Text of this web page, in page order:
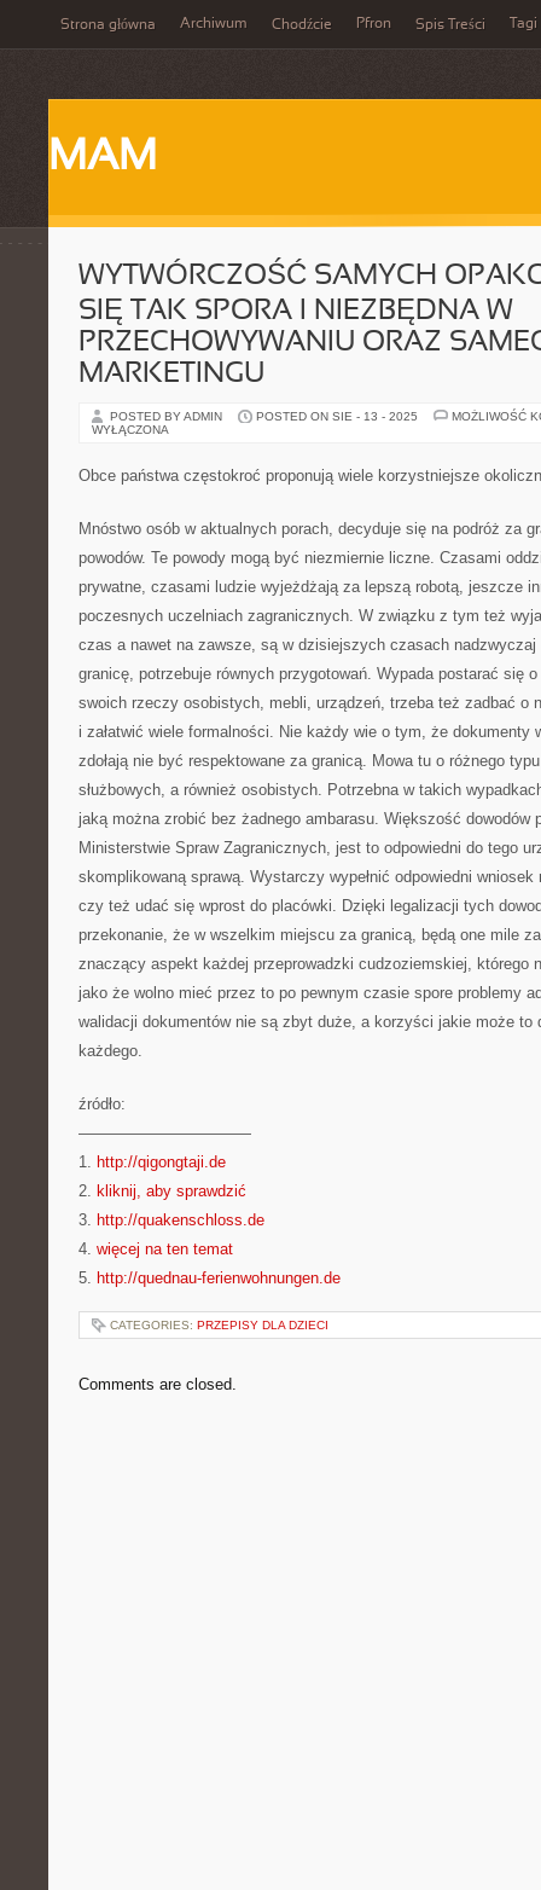
Strona główna Archiwum Chodźcie Pfron Spis Treści Tagi
MAM
WYTWÓRCZOŚĆ SAMYCH
SIĘ TAK SPORA I NIEZBĘDNA W
PRZECHOWYWANIU ORAZ
MARKETINGU
POSTED BY ADMIN POSTED ON SIE - 13 - 2025
MOŻLIWOŚĆ
WYŁĄCZONA
Obce państwa częstokroć proponują wiele korzystniejsze
Mnóstwo osób w aktualnych porach, decyduje się na podróż za
powodów. Te powody mogą być niezmiernie liczne. Czasami
prywatne, czasami ludzie wyjeżdżają za lepszą robotą, jeszcze
poczesnych uczelniach zagranicznych. W związku z tym też
czas a nawet na zawsze, są w dzisiejszych czasach nadzwyczaj
granicę, potrzebuje równych przygotowań. Wypada postarać się
swoich rzeczy osobistych, mebli, urządzeń, trzeba też zadbać o
i załatwić wiele formalności. Nie każdy wie o tym, że dokumenty
zdołają nie być respektowane za granicą. Mowa tu o różnego
służbowych, a również osobistych. Potrzebna w takich
jaką można zrobić bez żadnego ambarasu. Większość dowodów
Ministerstwie Spraw Zagranicznych, jest to odpowiedni do tego
skomplikowaną sprawą. Wystarczy wypełnić odpowiedni
czy też udać się wprost do placówki. Dzięki legalizacji tych
przekonanie, że w wszelkim miejscu za granicą, będą one mile
znaczący aspekt każdej przeprowadzki cudzoziemskiej, którego
jako że wolno mieć przez to po pewnym czasie spore problemy
walidacji dokumentów nie są zbyt duże, a korzyści jakie może to
każdego.
źródło:
———————————
1. http://qigongtaji.de
2. kliknij, aby sprawdzić
3. http://quakenschloss.de
4. więcej na ten temat
5. http://quednau-ferienwohnungen.de
CATEGORIES: PRZEPISY DLA DZIECI
Comments are closed.